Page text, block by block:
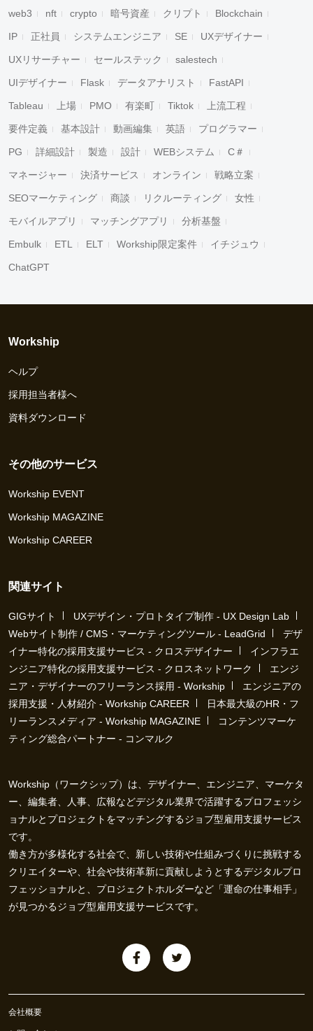
web3 nft crypto 暗号資産 クリプト Blockchain
IP 正社員 システムエンジニア SE UXデザイナー
UXリサーチャー セールステック salestech
UIデザイナー Flask データアナリスト FastAPI
Tableau 上場 PMO 有楽町 Tiktok 上流工程
要件定義 基本設計 動画編集 英語 プログラマー
PG 詳細設計 製造 設計 WEBシステム C＃
マネージャー 決済サービス オンライン 戦略立案
SEOマーケティング 商談 リクルーティング 女性
モバイルアプリ マッチングアプリ 分析基盤
Embulk ETL ELT Workship限定案件 イチジュウ
ChatGPT
Workship
ヘルプ
採用担当者様へ
資料ダウンロード
その他のサービス
Workship EVENT
Workship MAGAZINE
Workship CAREER
関連サイト
GIGサイト
UXデザイン・プロトタイプ制作 - UX Design Lab
Webサイト制作 / CMS・マーケティングツール - LeadGrid
デザ
イナー特化の採用支援サービス - クロスデザイナー
インフラエ
ンジニア特化の採用支援サービス - クロスネットワーク
エンジ
ニア・デザイナーのフリーランス採用 - Workship
エンジニアの
採用支援・人材紹介 - Workship CAREER
日本最大級のHR・フ
リーランスメディア - Workship MAGAZINE
コンテンツマーケ
ティング総合パートナー - コンマルク
Workship（ワークシップ）は、デザイナー、エンジニア、マーケタ
ー、編集者、人事、広報などデジタル業界で活躍するプロフェッシ
ョナルとプロジェクトをマッチングするジョブ型雇用支援サービス
です。
働き方が多様化する社会で、新しい技術や仕組みづくりに挑戦する
クリエイターや、社会や技術革新に貢献しようとするデジタルプロ
フェッショナルと、プロジェクトホルダーなど「運命の仕事相手」
が見つかるジョブ型雇用支援サービスです。
会社概要